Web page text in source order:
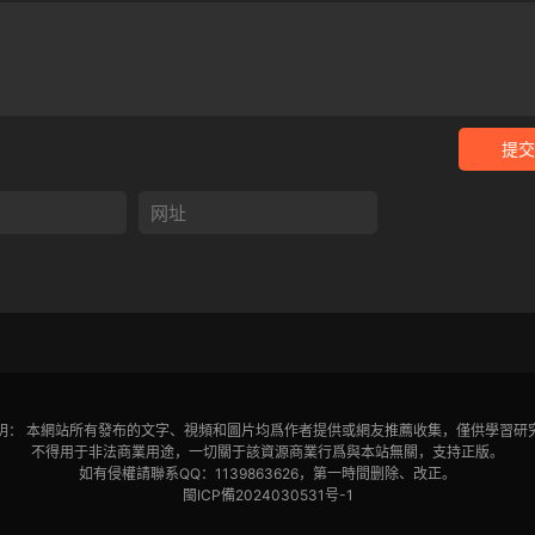
提交
： 本網站所有發布的文字、視頻和圖片均爲作者提供或網友推薦收集，僅供學習研
不得用于非法商業用途，一切關于該資源商業行爲與本站無關，支持正版。
如有侵權請聯系QQ：1139863626，第一時間删除、改正。
閩ICP備2024030531号-1